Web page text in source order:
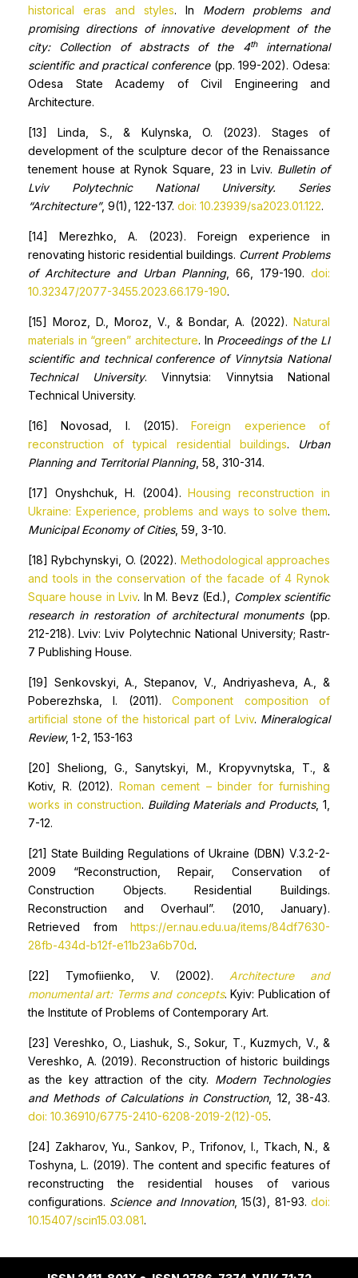
historical eras and styles. In Modern problems and
promising directions of innovative development of the
city: Collection of abstracts of the 4thinternational
scientific and practical conference(pp. 199-202). Odesa:
Odesa State Academy of Civil Engineering and
Architecture.
[13] Linda, S., & Kulynska, O. (2023). Stages of
development of the sculpture decor of the Renaissance
tenement house at Rynok Square, 23 in Lviv. Bulletin of
Lviv Polytechnic National University. Series
“Architecture”, 9(1), 122-137. doi: 10.23939/sa2023.01.122.
[14] Merezhko, A. (2023). Foreign experience in
renovating historic residential buildings. Current Problems
of Architecture and Urban Planning, 66, 179-190.doi:
10.32347/2077-3455.2023.66.179-190.
[15] Moroz, D., Moroz, V., & Bondar, A. (2022). Natural
materials in “green” architecture. In Proceedings of the LI
scientific and technical conference of Vinnytsia National
Technical University. Vinnytsia: Vinnytsia National
Technical University.
[16] Novosad, I. (2015).Foreign experience of
reconstruction of typical residential buildings.
Urban
Planning and Territorial Planning, 58, 310-314.
[17] Onyshchuk, H. (2004).Housing reconstruction in
Ukraine: Experience, problems and ways to solve them.
Municipal Economy of Cities, 59, 3-10.
[18] Rybchynskyi, O. (2022). Methodological approaches
and tools in the conservation of the facade of 4 Rynok
Square house in Lviv. In M. Bevz (Ed.), Complex scientific
research in restoration of architectural monuments (pp.
212-218). Lviv: Lviv Polytechnic National University; Rastr-
7 Publishing House.
[19] Senkovskyi, A., Stepanov, V., Andriyasheva, A., &
Poberezhska, I. (2011).Component composition of
artificial stone of the historical part of Lviv. Mineralogical
Review, 1-2, 153-163
[20] Sheliong, G., Sanytskyi, M., Kropyvnytska, T., &
Kotiv, R. (2012). Roman cement – binder for furnishing
works in construction. Building Materials and Products, 1,
7-12.
[21] State Building Regulations of Ukraine (DBN) V.3.2-2-
2009 “Reconstruction, Repair, Conservation of
Construction Objects. Residential Buildings.
Reconstruction and Overhaul”. (2010, January).
Retrieved from https://er.nau.edu.ua/items/84df7630-
28fb-434d-b12f-e11b23a6b70d.
[22] Tymofiienko, V. (2002). Architecture and
monumental art: Terms and concepts. Kyiv: Publication of
the Institute of Problems of Contemporary Art.
[23] Vereshko, O., Liashuk, S., Sokur, T., Kuzmych, V., &
Vereshko, A. (2019). Reconstruction of historic buildings
as the key attraction of the city. Modern Technologies
and Methods of Calculations in Construction, 12, 38-43.
doi: 10.36910/6775-2410-6208-2019-2(12)-05.
[24] Zakharov, Yu., Sankov, P., Trifonov, I., Tkach, N., &
Toshyna, L. (2019). The content and specific features of
reconstructing the residential houses of various
configurations. Science and Innovation, 15(3), 81-93.doi:
10.15407/scin15.03.081.